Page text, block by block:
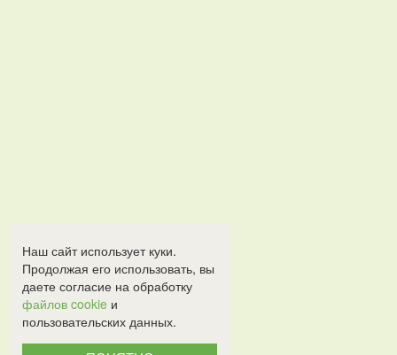
Наш сайт использует куки.
Продолжая его использовать, вы
даете согласие на обработку
файлов cookie и
пользовательских данных.